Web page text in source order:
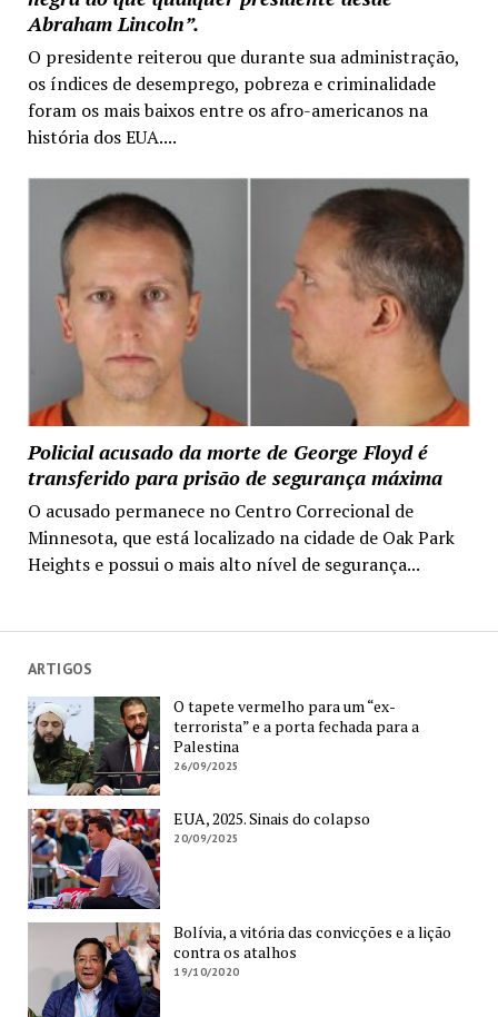
Abraham Lincoln”.
O presidente reiterou que durante sua administração,
os índices de desemprego, pobreza e criminalidade
foram os mais baixos entre os afro-americanos na
história dos EUA....
Policial acusado da morte de George Floyd é
transferido para prisão de segurança máxima
O acusado permanece no Centro Correcional de
Minnesota, que está localizado na cidade de Oak Park
Heights e possui o mais alto nível de segurança...
ARTIGOS
O tapete vermelho para um “ex-
terrorista” e a porta fechada para a
Palestina
26/09/2025
EUA, 2025. Sinais do colapso
20/09/2025
Bolívia, a vitória das convicções e a lição
contra os atalhos
19/10/2020